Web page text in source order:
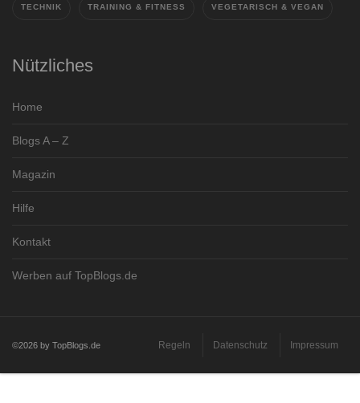
TECHNIK TRAINING & FITNESS VEGETARISCH & VEGAN
Nützliches
Home
Blogs A – Z
Magazin
Hilfe
Kontakt
Werben auf TopBlogs.de
©2026 by TopBlogs.de Regeln Datenschutz Impressum